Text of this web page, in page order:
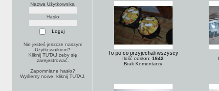
Nazwa Użytkownika
Hasło
Nie jesteś jeszcze naszym
Użytkownikiem?
Kilknij TUTAJżeby się
zarejestrować.
Zapomniane hasło?
Wyślemy nowe, kliknij TUTAJ.
To po co przyjechali wszyscy
Ilość odsłon: 1642
Brak Komentarzy